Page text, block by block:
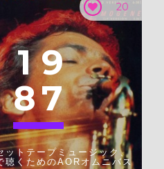
20
1 9
87
ットテープミュージック、
聴くためのAORオムニバス